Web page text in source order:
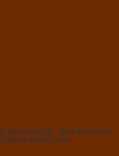
lượng giá rẻ – Ứng dụng bọc
không thể bỏ qua